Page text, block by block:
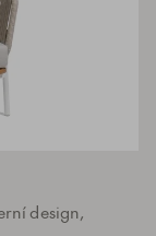
design,